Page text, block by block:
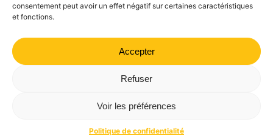
consentement peut avoir un effet négatif sur certaines caractéristiques
et fonctions.
Accepter
Refuser
Voir les préférences
Politique de confidentialité
© Direction de l'information légale et administrative
comarquage developpé par
21 40 70
Politique de confidentialité
Mentions légales